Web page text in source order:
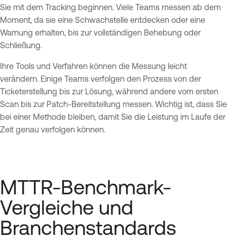
Sie mit dem Tracking beginnen. Viele Teams messen ab dem
Moment, da sie eine Schwachstelle entdecken oder eine
Warnung erhalten, bis zur vollständigen Behebung oder
Schließung.
Ihre Tools und Verfahren können die Messung leicht
verändern. Einige Teams verfolgen den Prozess von der
Ticketerstellung bis zur Lösung, während andere vom ersten
Scan bis zur Patch-Bereitstellung messen. Wichtig ist, dass Sie
bei einer Methode bleiben, damit Sie die Leistung im Laufe der
Zeit genau verfolgen können.
MTTR-Benchmark-
Vergleiche und
Branchenstandards